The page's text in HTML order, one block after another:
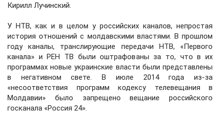
Кирилл Лучинский.
У НТВ, как и в целом у российских каналов, непростая
история отношений с молдавскими властями. В прошлом
году каналы, транслирующие передачи НТВ, «Первого
канала» и РЕН ТВ были оштрафованы за то, что в их
программах новые украинские власти были представлены
в негативном свете. В июле 2014 года из-за
«несоответствия программ кодексу телевещания в
Молдавии» было запрещено вещание российского
госканала «Россия 24».